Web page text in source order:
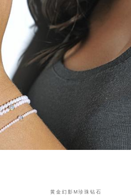
黄金幻影M珍珠钻石